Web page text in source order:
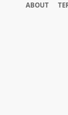
ABOUT